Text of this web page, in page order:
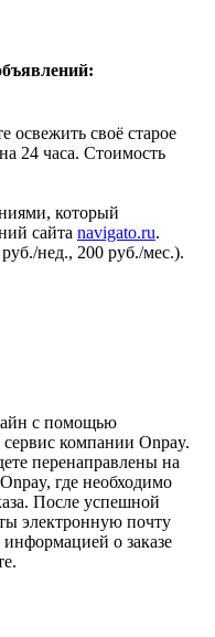
освежить своё старое
24 часа. Стоимость
который
сайта navigato.ru.
нед., 200 руб./мес.).
с помощью
компании Onpay.
перенаправлены на
где необходимо
После успешной
электронную почту
о заказе